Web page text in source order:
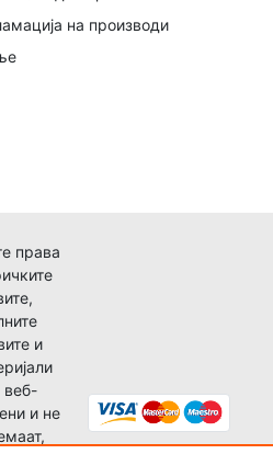
на производи
права
и
веб-
и не